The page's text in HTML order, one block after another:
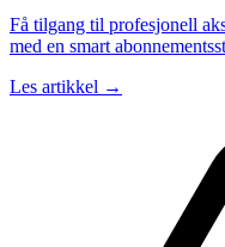
Få tilgang til profesjonell
med en smart
Les artikkel →